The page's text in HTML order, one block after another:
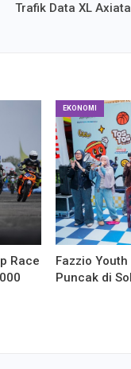
Trafik Data XL
Race
EKONOMI
Fazzio
Puncak di